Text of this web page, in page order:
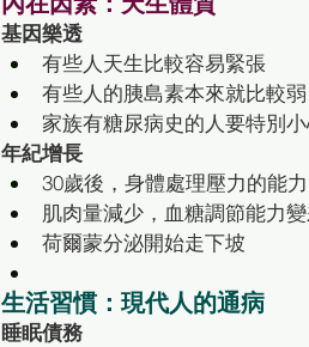
基因樂透
有些人天生比較容易緊張
有些人的胰島素本來就比較弱
家族有糖尿病史的人要特別
年紀增長
30歲後，身體處理壓力的能
肌肉量減少，血糖調節能力
荷爾蒙分泌開始走下坡
生活習慣：現代人的通病
睡眠債務